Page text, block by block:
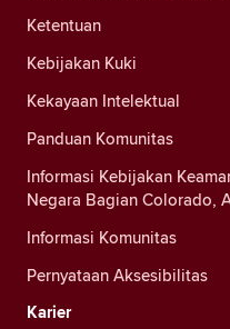
Ketentuan
Kebijakan Kuki
Kekayaan Intelektual
Panduan Komunitas
Informasi Kebijakan
Negara Bagian Colorado,
Informasi Komunitas
Pernyataan Aksesibilitas
Karier